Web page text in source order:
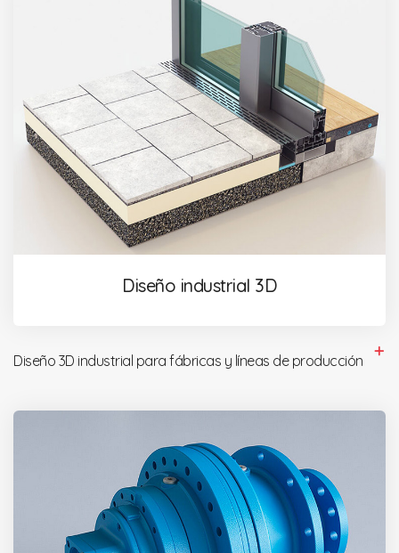
Diseño industrial 3D
Diseño 3D industrial para fábricas y líneas de producción